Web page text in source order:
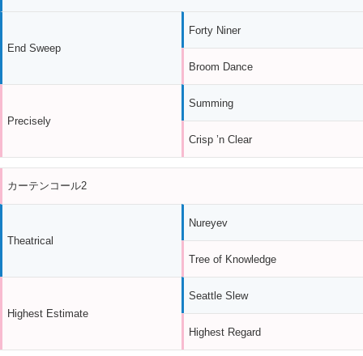
End Sweep
Precisely
Forty Niner
Broom Dance
Summing
Crisp ’n Clear
カーテンコール2
Theatrical
Highest Estimate
Nureyev
Tree of Knowledge
Seattle Slew
Highest Regard